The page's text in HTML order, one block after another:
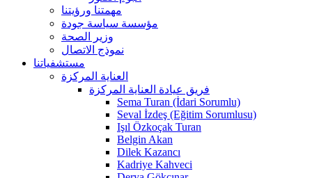
مهمتنا ورؤيتنا
مؤسسة سياسة جودة
وزير الصحة
نموذج الاتصال
مستشفياتنا
العناية المركزة
فريق عيادة العناية المركزة
Sema Turan (İdari Sorumlu)
Seval İzdeş (Eğitim Sorumlusu)
Işıl Özkoçak Turan
Belgin Akan
Dilek Kazancı
Kadriye Kahveci